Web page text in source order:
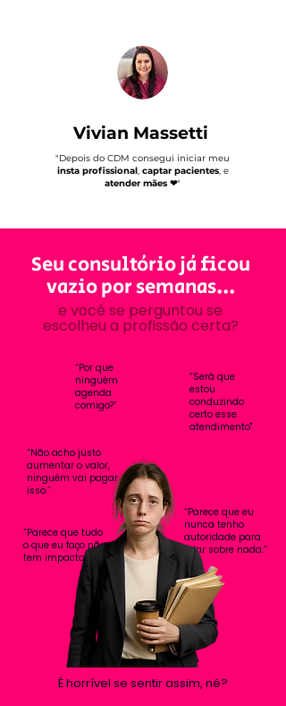
Vivian Massetti
​"Depois do CDM consegui iniciar meu
insta profissional,captar pacientes, e
atender mães ❤"
Seu consultório já ficou
vazio por semanas...
e você se perguntou se
escolheu a profissão certa?
“Por que
ninguém
agenda
comigo?”
“Será que
estou
conduzindo
certo esse
atendimento"
“Não acho justo
aumentar o valor,
ninguém vai pagar por
isso.”​
“Parece que eu
nunca tenho
autoridade para
falar sobre nada.”
“Parece que tudo
o que eu faço não
tem impacto.”
É horrível se sentir assim, né?